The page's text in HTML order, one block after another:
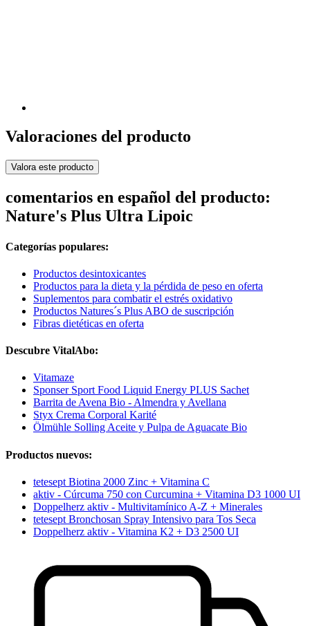
Valoraciones del producto
Valora este producto
comentarios en español del producto:
Nature's Plus Ultra Lipoic
Categorías populares:
Productos desintoxicantes
Productos para la dieta y la pérdida de peso en oferta
Suplementos para combatir el estrés oxidativo
Productos Natures´s Plus ABO de suscripción
Fibras dietéticas en oferta
Descubre VitalAbo:
Vitamaze
Sponser Sport Food Liquid Energy PLUS Sachet
Barrita de Avena Bio - Almendra y Avellana
Styx Crema Corporal Karité
Ölmühle Solling Aceite y Pulpa de Aguacate Bio
Productos nuevos:
tetesept Biotina 2000 Zinc + Vitamina C
aktiv - Cúrcuma 750 con Curcumina + Vitamina D3 1000 UI
Doppelherz aktiv - Multivitamínico A-Z + Minerales
tetesept Bronchosan Spray Intensivo para Tos Seca
Doppelherz aktiv - Vitamina K2 + D3 2500 UI